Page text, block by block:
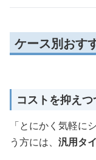
ケース別おす
コストを抑え
「とにかく気軽に
う方には、 汎用タ